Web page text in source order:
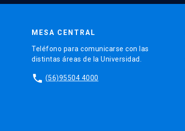
MESA CENTRAL
Teléfono para comunicarse con las
distintas áreas de la Universidad.
phone (56)95504 4000